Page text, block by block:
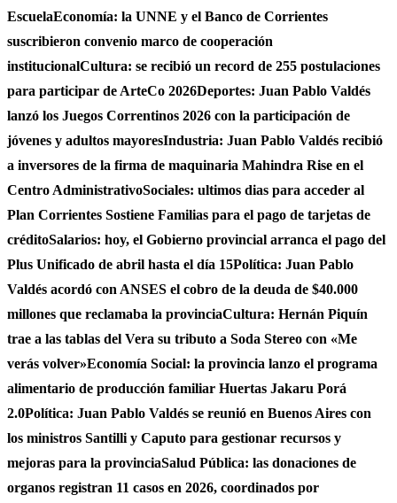
EscuelaEconomía: la UNNE y el Banco de Corrientes
suscribieron convenio marco de cooperación
institucionalCultura: se recibió un record de 255 postulaciones
para participar de ArteCo 2026Deportes: Juan Pablo Valdés
lanzó los Juegos Correntinos 2026 con la participación de
jóvenes y adultos mayoresIndustria: Juan Pablo Valdés recibió
a inversores de la firma de maquinaria Mahindra Rise en el
Centro AdministrativoSociales: ultimos dias para acceder al
Plan Corrientes Sostiene Familias para el pago de tarjetas de
créditoSalarios: hoy, el Gobierno provincial arranca el pago del
Plus Unificado de abril hasta el día 15Política: Juan Pablo
Valdés acordó con ANSES el cobro de la deuda de $40.000
millones que reclamaba la provinciaCultura: Hernán Piquín
trae a las tablas del Vera su tributo a Soda Stereo con «Me
verás volver»Economía Social: la provincia lanzo el programa
alimentario de producción familiar Huertas Jakaru Porá
2.0Política: Juan Pablo Valdés se reunió en Buenos Aires con
los ministros Santilli y Caputo para gestionar recursos y
mejoras para la provinciaSalud Pública: las donaciones de
organos registran 11 casos en 2026, coordinados por